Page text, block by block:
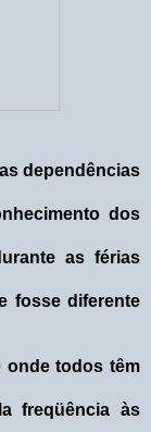
dependências
dos
as férias
fosse diferente
onde todos têm
freqüência às